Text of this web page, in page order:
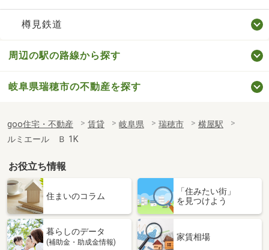
樽見鉄道
周辺の駅の路線から探す
岐阜県瑞穂市の不動産を探す
goo住宅・不動産 賃貸 岐阜県 瑞穂市
横屋駅
ルミエール Ｂ 1K
お役立ち情報
住まいのコラム
「住みたい街」
を見つけよう
暮らしのデータ
(補助金・助成金情報)
家賃相場